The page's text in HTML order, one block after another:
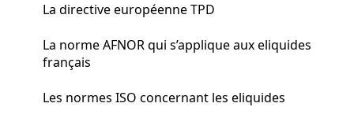
La directive européenne TPD
La norme AFNOR qui s’applique aux eliquides
français
Les normes ISO concernant les eliquides